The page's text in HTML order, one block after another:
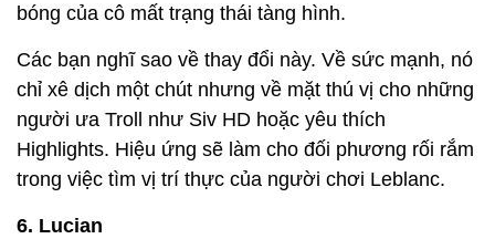
bóng của cô mất trạng thái tàng hình.
Các bạn nghĩ sao về thay đổi này. Về sức mạnh, nó
chỉ xê dịch một chút nhưng về mặt thú vị cho những
người ưa Troll như Siv HD hoặc yêu thích
Highlights. Hiệu ứng sẽ làm cho đối phương rối rắm
trong việc tìm vị trí thực của người chơi Leblanc.
6. Lucian